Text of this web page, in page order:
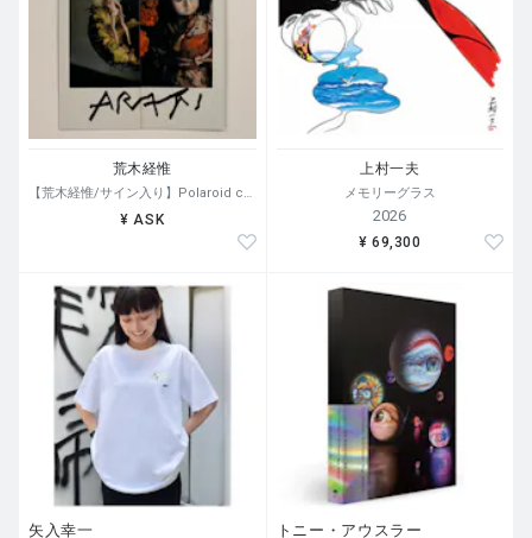
荒木経惟
¥ ASK
上村一夫
メモリーグラス
2026
¥ 69,300
矢入幸一 トニー・アウスラー